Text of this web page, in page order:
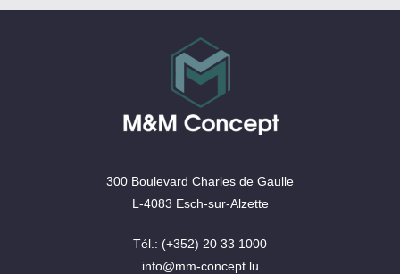
300 Boulevard Charles de Gaulle
L-4083 Esch-sur-Alzette
Tél.: (+352) 20 33 1000
info@mm-concept.lu